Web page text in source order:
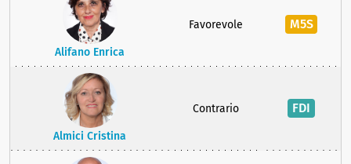
Alifano Enrica
Favorevole M5S
Almici Cristina
Contrario FDI